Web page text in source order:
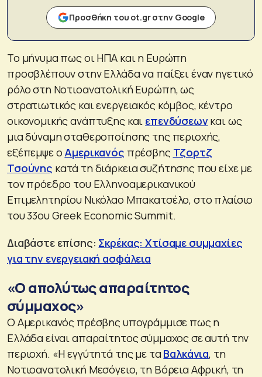
Προσθήκη του ot.gr στην Google
Το μήνυμα πως οι ΗΠΑ και η Ευρώπη
προσβλέπουν στην Ελλάδα να παίξει έναν ηγετικό
ρόλο στη Νοτιοανατολική Ευρώπη, ως
στρατιωτικός και ενεργειακός κόμβος, κέντρο
οικονομικής ανάπτυξης και επενδύσεωνκαι ως
μια δύναμη σταθεροποίησης της περιοχής,
εξέπεμψε ο Αμερικανός πρέσβης Τζορτζ
Τσούνης κατά τη διάρκεια συζήτησης που είχε με
τον πρόεδρο του Ελληνοαμερικανικού
Επιμελητηρίου Νικόλαο Μπακατσέλο, στο πλαίσιο
του 33ου Greek Economic Summit.
Διαβάστε επίσης: Σκρέκας: Χτίσαμε συμμαχίες
για την ενεργειακή ασφάλεια
«Ο απολύτως απαραίτητος
σύμμαχος»
Ο Αμερικανός πρέσβης υπογράμμισε πως η
Ελλάδα είναι απαραίτητος σύμμαχος σε αυτή την
περιοχή. «Η εγγύτητά της με ταΒαλκάνια, τη
Νοτιοανατολική Μεσόγειο, τη Βόρεια Αφρική, τη